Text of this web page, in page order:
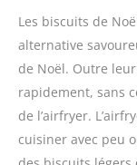
Les biscuits de
alternative
de Noël. Outre
rapidement, sans
de l’airfryer.
cuisiner avec peu